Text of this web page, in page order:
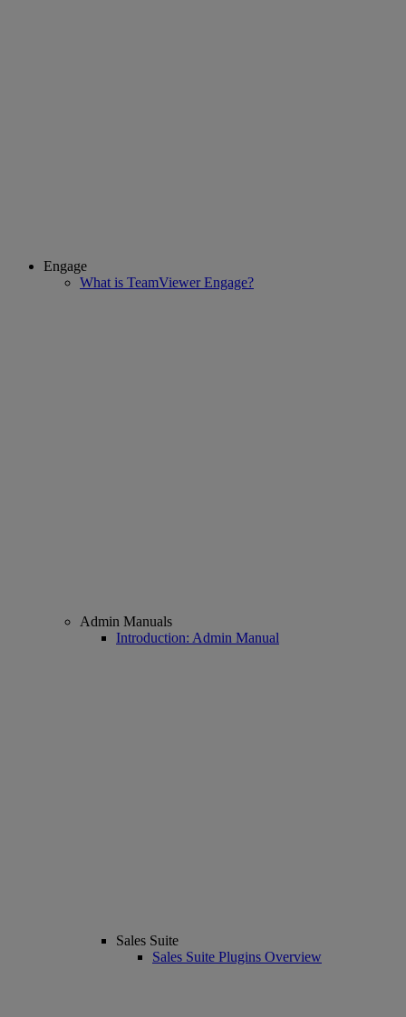
Engage
What is TeamViewer Engage?
Admin Manuals
Introduction: Admin Manual
Sales Suite
Sales Suite Plugins Overview